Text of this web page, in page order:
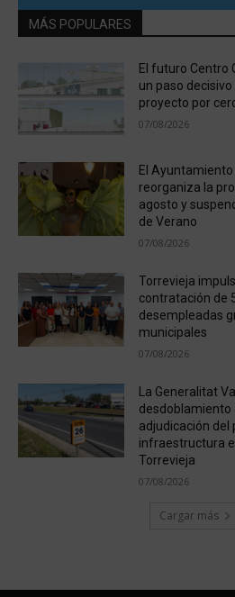
MÁS POPULARES
El futuro Centro
un paso
proyecto por
07/08/2026
El
reorganiza la
agosto y
de Verano
07/08/2026
Torrevieja
contratación de
desempleadas
municipales
07/08/2026
La Generalitat
desdoblamiento
adjudicación del
infraestructura
Torrevieja
07/08/2026
Cargar más